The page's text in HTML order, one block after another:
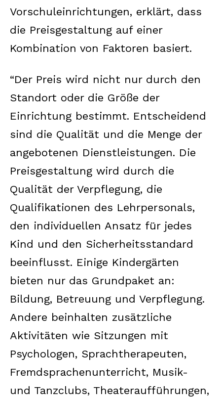
Vorschuleinrichtungen, erklärt, dass
die Preisgestaltung auf einer
Kombination von Faktoren basiert.
“Der Preis wird nicht nur durch den
Standort oder die Größe der
Einrichtung bestimmt. Entscheidend
sind die Qualität und die Menge der
angebotenen Dienstleistungen. Die
Preisgestaltung wird durch die
Qualität der Verpflegung, die
Qualifikationen des Lehrpersonals,
den individuellen Ansatz für jedes
Kind und den Sicherheitsstandard
beeinflusst. Einige Kindergärten
bieten nur das Grundpaket an:
Bildung, Betreuung und Verpflegung.
Andere beinhalten zusätzliche
Aktivitäten wie Sitzungen mit
Psychologen, Sprachtherapeuten,
Fremdsprachenunterricht, Musik-
und Tanzclubs, Theateraufführungen,